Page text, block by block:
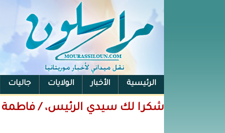
الرئيسية الأخبار الولايات جاليات
الفيس بوك
شكرا لك سيدي الرئيس، / فاطمة